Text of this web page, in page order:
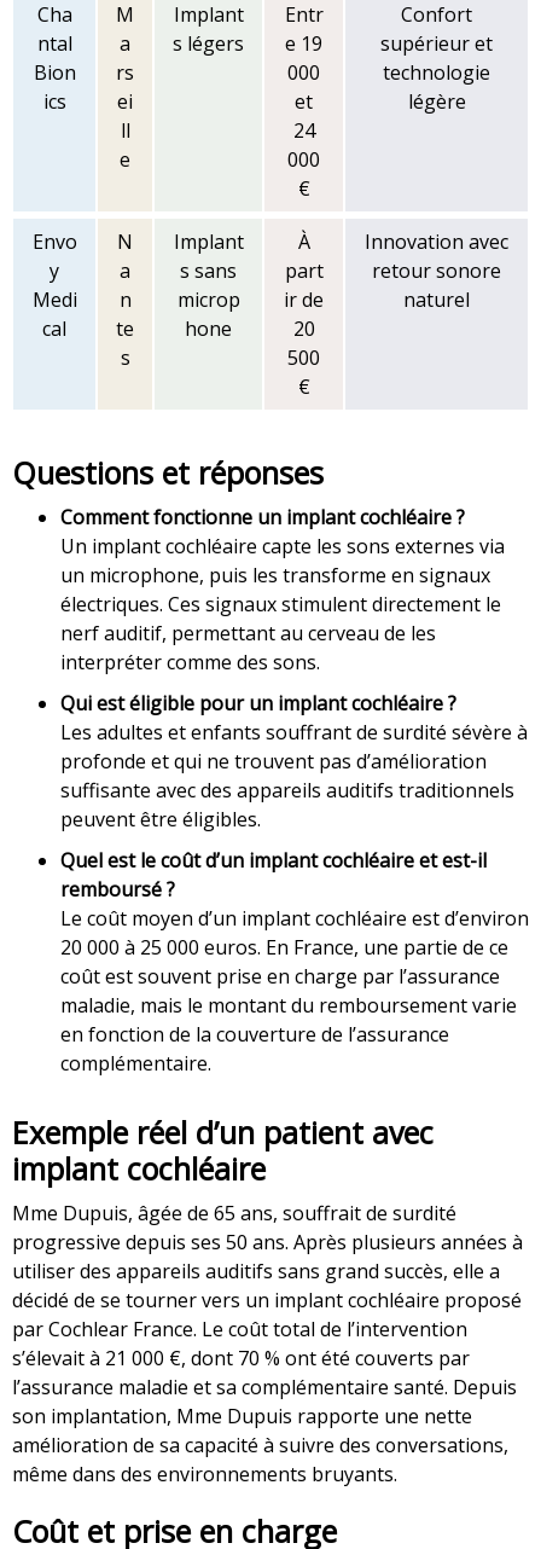
Cha
ntal
Bion
ics
M
a
rs
ei
ll
e
Implant
s légers
Entr
e 19
000
et
24
000
€
Confort
supérieur et
technologie
légère
Envo
y
Medi
cal
N
a
n
te
s
Implant
s sans
microp
hone
À
part
ir de
20
500
€
Innovation avec
retour sonore
naturel
Questions et réponses
Comment fonctionne un implant cochléaire ?
Un implant cochléaire capte les sons externes via
un microphone, puis les transforme en signaux
électriques. Ces signaux stimulent directement le
nerf auditif, permettant au cerveau de les
interpréter comme des sons.
Qui est éligible pour un implant cochléaire ?
Les adultes et enfants souffrant de surdité sévère à
profonde et qui ne trouvent pas d’amélioration
suffisante avec des appareils auditifs traditionnels
peuvent être éligibles.
Quel est le coût d’un implant cochléaire et est-il
remboursé ?
Le coût moyen d’un implant cochléaire est d’environ
20 000 à 25 000 euros. En France, une partie de ce
coût est souvent prise en charge par l’assurance
maladie, mais le montant du remboursement varie
en fonction de la couverture de l’assurance
complémentaire.
Exemple réel d’un patient avec
implant cochléaire
Mme Dupuis, âgée de 65 ans, souffrait de surdité
progressive depuis ses 50 ans. Après plusieurs années à
utiliser des appareils auditifs sans grand succès, elle a
décidé de se tourner vers un implant cochléaire proposé
par Cochlear France. Le coût total de l’intervention
s’élevait à 21 000 €, dont 70 % ont été couverts par
l’assurance maladie et sa complémentaire santé. Depuis
son implantation, Mme Dupuis rapporte une nette
amélioration de sa capacité à suivre des conversations,
même dans des environnements bruyants.
Coût et prise en charge